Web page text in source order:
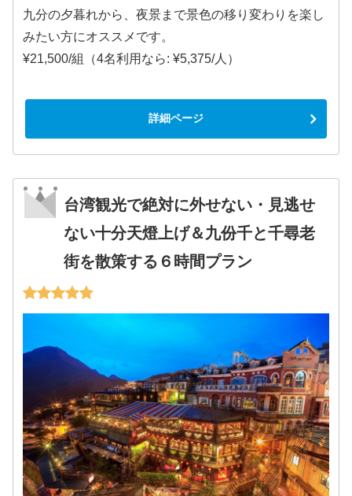
九分の夕暮れから、夜景まで景色の移り変わりを楽し
みたい方にオススメです。
¥21,500/組（4名利用なら: ¥5,375/人）
詳細ページ
台湾観光で絶対に外せない・見逃せ
ない十分天燈上げ＆九份千と千尋老
街を散策する６時間プラン